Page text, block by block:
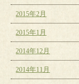
2015年2月
2015年1月
2014年12月
2014年11月